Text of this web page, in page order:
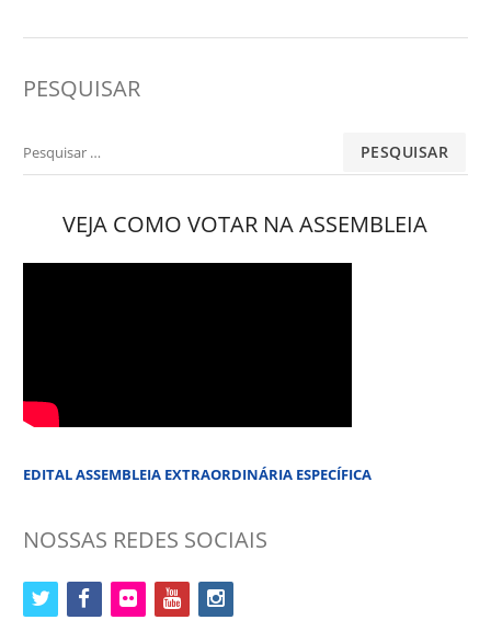
PESQUISAR
Pesquisar
VEJA COMO VOTAR NA ASSEMBLEIA
EDITAL ASSEMBLEIA EXTRAORDINÁRIA ESPECÍFICA
NOSSAS REDES SOCIAIS
twitter facebookflickr youtubeinstagram